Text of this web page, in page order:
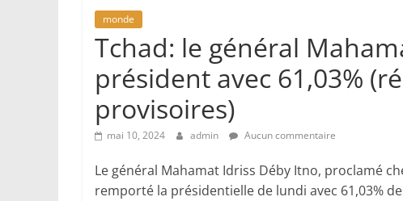
monde
Tchad: le général
président avec 61,03%
provisoires)
mai 10, 2024 admin Aucun commentaire
Le général Mahamat Idriss Déby Itno, proclamé
remporté la présidentielle de lundi avec 61,03%